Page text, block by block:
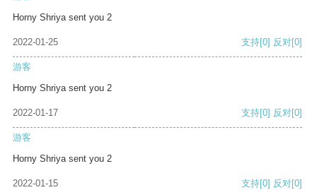
Horny Shriya sent you 2
2022-01-25 支持[0] 反对[0]
游客
Horny Shriya sent you 2
2022-01-17 支持[0] 反对[0]
游客
Horny Shriya sent you 2
2022-01-15 支持[0] 反对[0]